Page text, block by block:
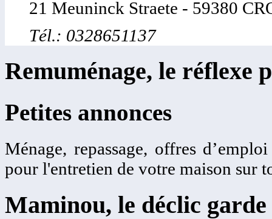
21 Meuninck Straete - 59380
Tél.: 0328651137
Remuménage, le réflexe
Petites annonces
Ménage, repassage, offres
pour l'entretien de votre maison sur
Maminou, le déclic